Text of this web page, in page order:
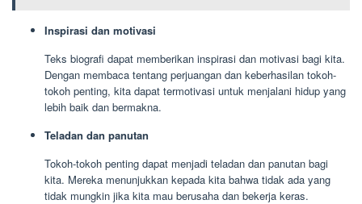
Inspirasi dan motivasi
Teks biografi dapat memberikan inspirasi dan motivasi bagi kita.
Dengan membaca tentang perjuangan dan keberhasilan tokoh-
tokoh penting, kita dapat termotivasi untuk menjalani hidup yang
lebih baik dan bermakna.
Teladan dan panutan
Tokoh-tokoh penting dapat menjadi teladan dan panutan bagi
kita. Mereka menunjukkan kepada kita bahwa tidak ada yang
tidak mungkin jika kita mau berusaha dan bekerja keras.